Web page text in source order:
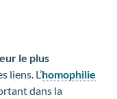
le plus
liens. L’homophilie
dans la